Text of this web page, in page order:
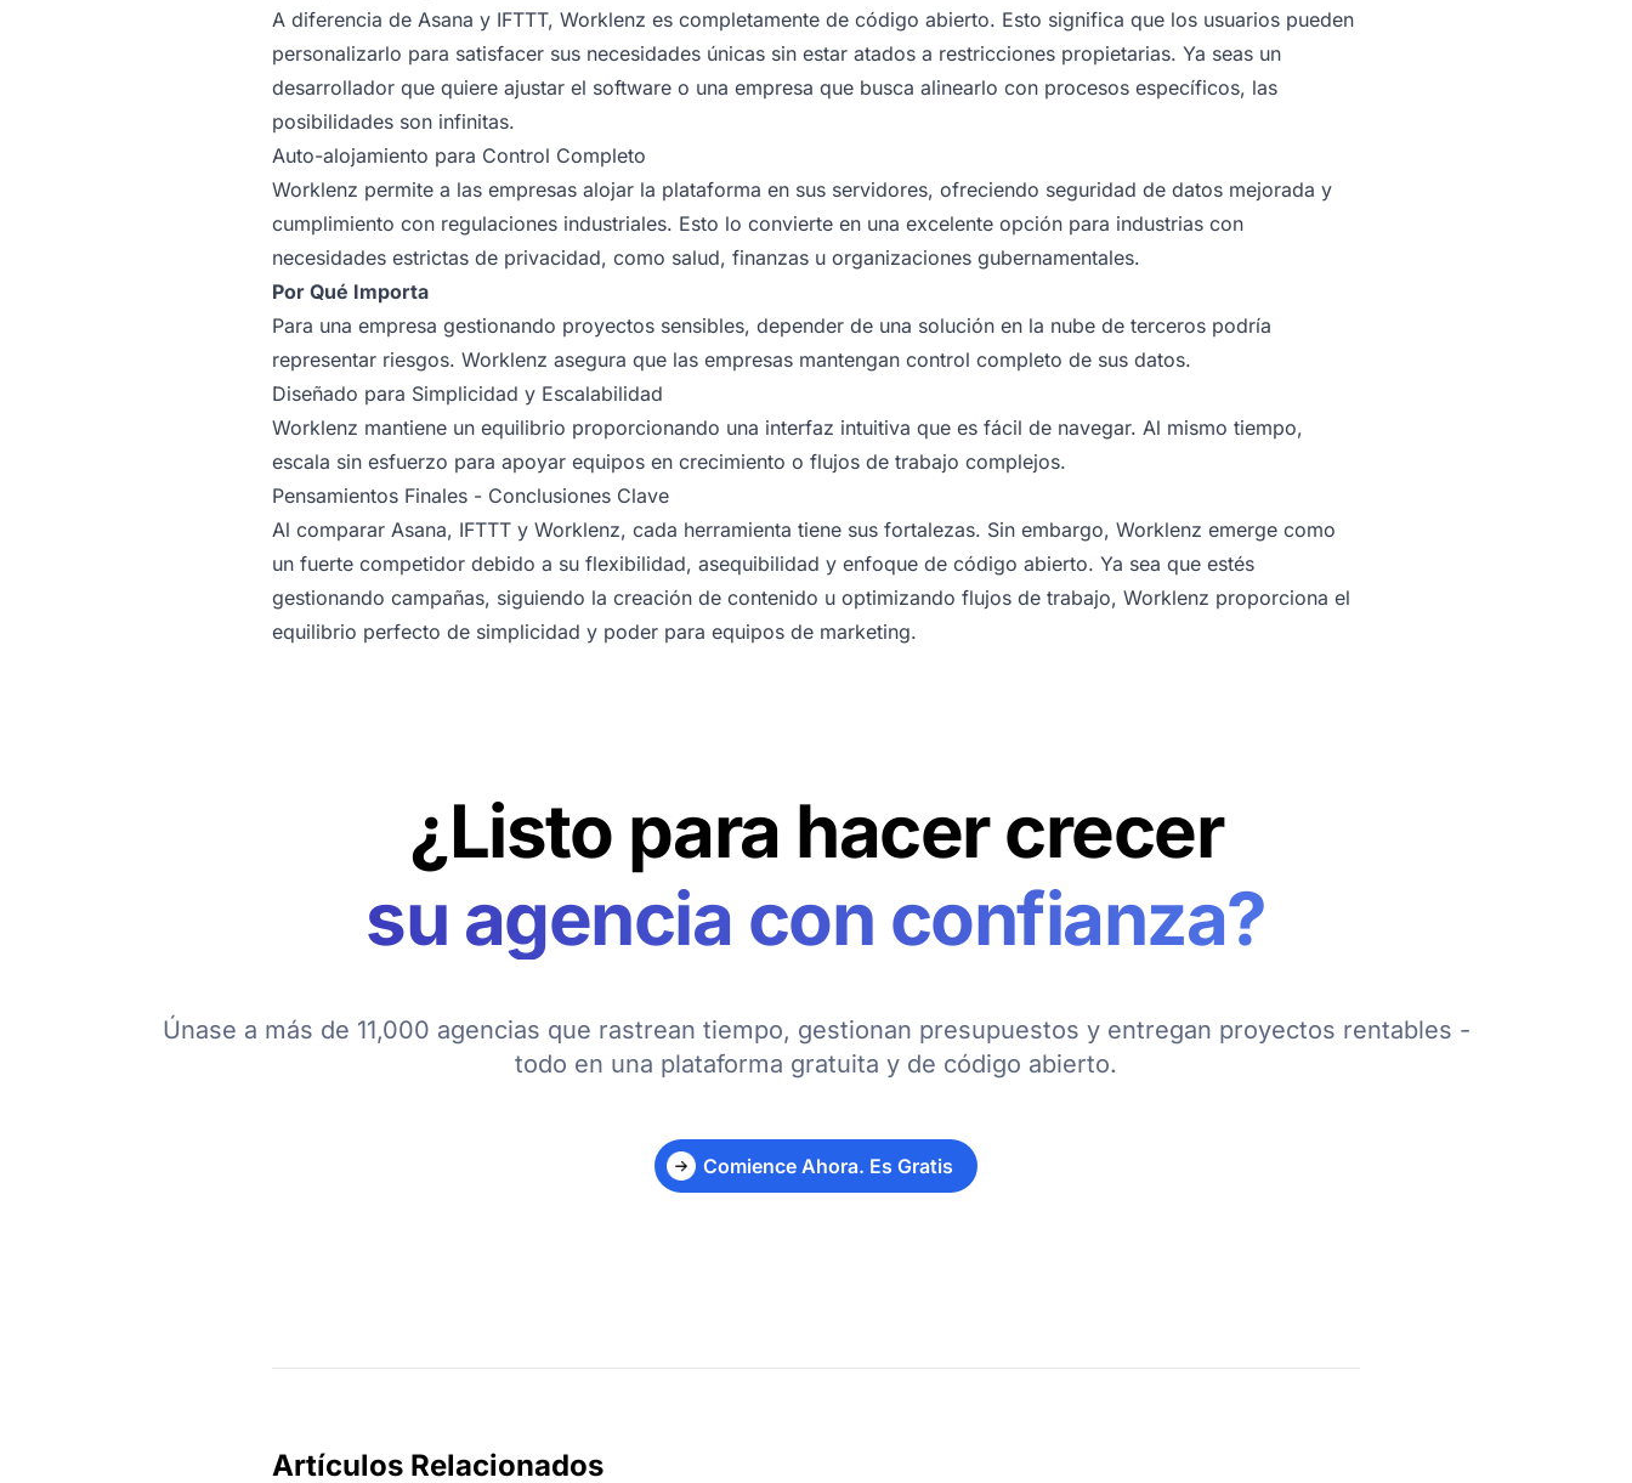
A diferencia de Asana y IFTTT, Worklenz es completamente de código abierto. Esto significa que los usuarios pueden
personalizarlo para satisfacer sus necesidades únicas sin estar atados a restricciones propietarias. Ya seas un
desarrollador que quiere ajustar el software o una empresa que busca alinearlo con procesos específicos, las
posibilidades son infinitas.
Auto-alojamiento para Control Completo
Worklenz permite a las empresas alojar la plataforma en sus servidores, ofreciendo seguridad de datos mejorada y
cumplimiento con regulaciones industriales. Esto lo convierte en una excelente opción para industrias con
necesidades estrictas de privacidad, como salud, finanzas u organizaciones gubernamentales.
Por Qué Importa
Para una empresa gestionando proyectos sensibles, depender de una solución en la nube de terceros podría
representar riesgos. Worklenz asegura que las empresas mantengan control completo de sus datos.
Diseñado para Simplicidad y Escalabilidad
Worklenz mantiene un equilibrio proporcionando una interfaz intuitiva que es fácil de navegar. Al mismo tiempo,
escala sin esfuerzo para apoyar equipos en crecimiento o flujos de trabajo complejos.
Pensamientos Finales - Conclusiones Clave
Al comparar Asana, IFTTT y Worklenz, cada herramienta tiene sus fortalezas. Sin embargo, Worklenz emerge como
un fuerte competidor debido a su flexibilidad, asequibilidad y enfoque de código abierto. Ya sea que estés
gestionando campañas, siguiendo la creación de contenido u optimizando flujos de trabajo, Worklenz proporciona el
equilibrio perfecto de simplicidad y poder para equipos de marketing.
¿Listo para hacer crecer
su agencia con confianza?
Únase a más de 11,000 agencias que rastrean tiempo, gestionan presupuestos y entregan proyectos rentables -
todo en una plataforma gratuita y de código abierto.
Comience Ahora. Es Gratis
Artículos Relacionados